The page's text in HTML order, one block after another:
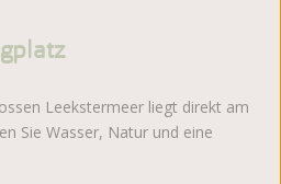
Leekstermeer liegt direkt am
Sie Wasser, Natur und eine